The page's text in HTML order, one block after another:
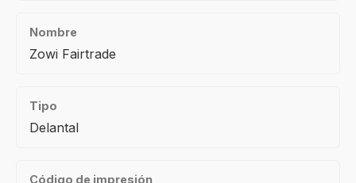
Nombre
Zowi Fairtrade
Tipo
Delantal
Código de impresión